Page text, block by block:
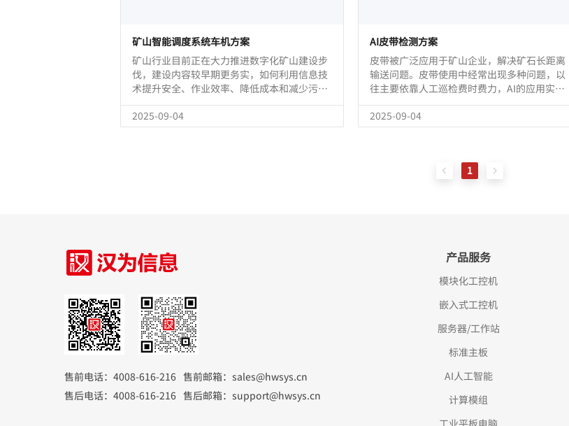
矿山智能调度系统车机方案
矿⼭行业目前正在大力推进数字化矿山建设步
伐，建设内容较早期更务实，如何利用信息技
术提升安全、作业效率、降低成本和减少污染
成为核心关注点。汉为车载平板电脑作为系统
的车载数据中心，为操作手提供完整的车辆信
息、调度信息、生产信息及驾驶辅助，显著提
2025-09-04
AI皮带检测方案
皮带被广泛应用于矿山企业，解决矿石长距离
输送问题。皮带使用中经常出现多种问题，以
往主要依靠人工巡检费时费力，AI的应用实现
了皮带实时检测，帮助企业实现降本增效。
2025-09-04
1
售前电话：4008-616-216 售前邮箱：sales@hwsys.cn
售后电话：4008-616-216 售后邮箱：support@hwsys.cn
产品服务
模块化工控机
嵌入式工控机
服务器/工作站
标准主板
AI人工智能
计算模组